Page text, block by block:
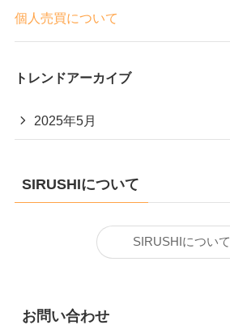
個人売買について
トレンドアーカイブ
2025年5月
SIRUSHIについて
SIRUSHIについて
お問い合わせ